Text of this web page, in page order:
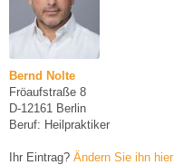
Bernd Nolte
Fröaufstraße 8
D-12161 Berlin
Beruf: Heilpraktiker
Ihr Eintrag? Ändern Sie ihn hier